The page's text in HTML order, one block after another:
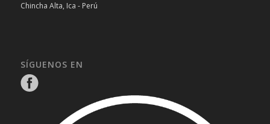
Chincha Alta, Ica - Perú
SÍGUENOS EN